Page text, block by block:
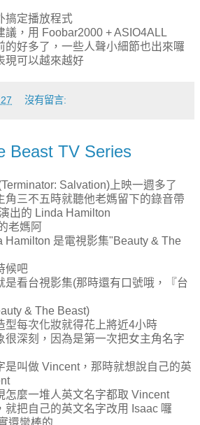
搞定播放程式
議，用 Foobar2000 + ASIO4ALL
的好多了，一些人聲小細節也出來囉
現可以越來越好
沒有留言:
Beast TV Series
Salvation)上映一週多了
角三不五時就聽他老媽留下的錄音帶
出的 Linda Hamilton
老媽阿
Hamilton 是電視影集"Beauty & The
候吧
是看台視影集(那時還有口號哦，『台
& The Beast)
型每次化妝就得花上將近4小時
很深刻，因為是第一次把女主角名字
是叫做 Vincent，那時就想說自己的英
怎麼一堆人英文名字都取 Vincent
就把自己的英文名字改用 Isaac 囉
還蠻棒的